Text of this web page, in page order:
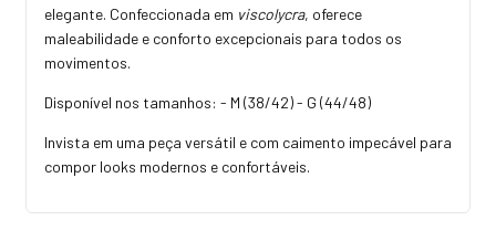
elegante. Confeccionada em viscolycra, oferece
maleabilidade e conforto excepcionais para todos os
movimentos.
Disponível nos tamanhos: - M (38/42) - G (44/48)
Invista em uma peça versátil e com caimento impecável para
compor looks modernos e confortáveis.